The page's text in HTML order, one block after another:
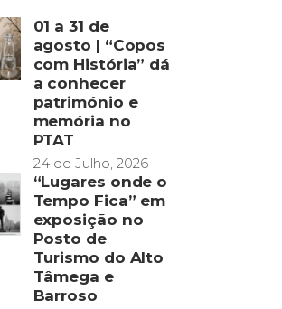
01 a 31 de
agosto | “Copos
com História” dá
a conhecer
património e
memória no
PTAT
24 de Julho, 2026
“Lugares onde o
Tempo Fica” em
exposição no
Posto de
Turismo do Alto
Tâmega e
Barroso